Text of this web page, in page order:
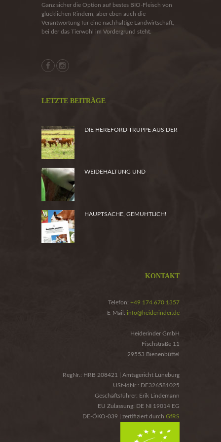
Ganz sicher die Option auf bestes BIO-Fleisch von
glücklichen Rindern, aber eben auch die
Verantwortung für eine nachhaltige Landwirtschaft,
bei der das Tierwohl im Vordergrund steht.
LETZTE BEITRÄGE
DIE HEREFORD-TRUPPE AUS DER
WEIDEHALTUNG UND
HAUPTSACHE, GEMUHTLICH!
KONTAKT
Telefon: +49 174 670 1357
E-Mail: info@heiderinder.de
Heiderinder GmbH
Fischstraße 11
29553 Bienenbüttel
RegNr.: HRB 208421 | Amtsgericht Lüneburg
USt-IdNr.: DE326581025
Geschäftsführer: Erik Lindemann
EU Zulassung: DE NI 19014 EG
DE-ÖKO-039 | zertifiziert durch GfRS